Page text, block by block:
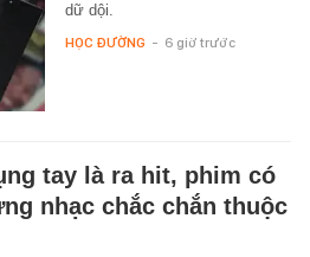
dữ dội.
HỌC ĐƯỜNG - 6 giờ trước
tay là ra hit, phim có
nhạc chắc chắn thuộc